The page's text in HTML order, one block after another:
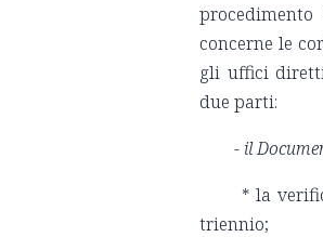
concerne le
gli uffici
due parti:
- il
* la
triennio;